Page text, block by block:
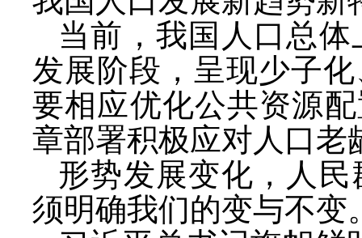
当前，我国人口总
发展阶段，呈现少子
要相应优化公共资源
章部署积极应对人口老
形势发展变化，人
须明确我们的变与不变